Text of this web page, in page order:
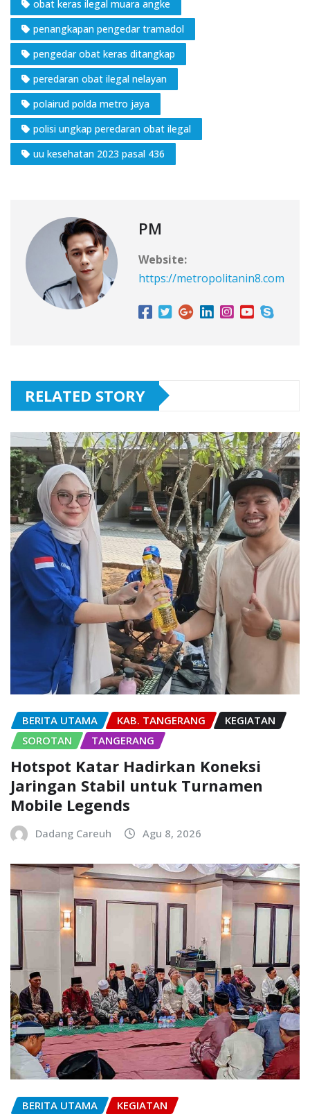
obat keras ilegal muara angke
penangkapan pengedar tramadol
pengedar obat keras ditangkap
peredaran obat ilegal nelayan
polairud polda metro jaya
polisi ungkap peredaran obat ilegal
uu kesehatan 2023 pasal 436
PM
Website:
https://metropolitanin8.com
RELATED STORY
BERITA UTAMA KAB. TANGERANG
KEGIATAN
SOROTAN
TANGERANG
Hotspot Katar Hadirkan Koneksi
Jaringan Stabil untuk Turnamen
Mobile Legends
Dadang Careuh Agu 8, 2026
BERITA UTAMA KEGIATAN